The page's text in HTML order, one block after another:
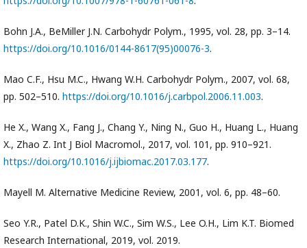
Bohn J.A., BeMiller J.N. Carbohydr Polym., 1995, vol. 28, pp. 3–14.
https://doi.org/10.1016/0144-8617(95)00076-3.
Mao C.F., Hsu M.C., Hwang W.H. Carbohydr Polym., 2007, vol. 68,
pp. 502–510. https://doi.org/10.1016/j.carbpol.2006.11.003.
He X., Wang X., Fang J., Chang Y., Ning N., Guo H., Huang L., Huang
X., Zhao Z. Int J Biol Macromol., 2017, vol. 101, pp. 910–921.
https://doi.org/10.1016/j.ijbiomac.2017.03.177.
Mayell M. Alternative Medicine Review, 2001, vol. 6, pp. 48–60.
Seo Y.R., Patel D.K., Shin W.C., Sim W.S., Lee O.H., Lim K.T. Biomed
Research International, 2019, vol. 2019.